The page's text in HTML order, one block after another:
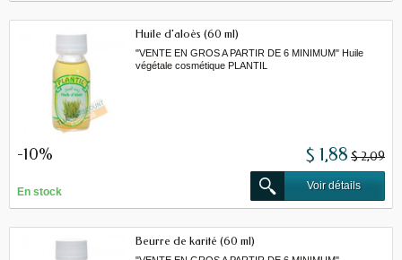
Huile d'aloès (60 ml)
"VENTE EN GROS A PARTIR DE 6 MINIMUM" Huile
végétale cosmétique PLANTIL
-10% $ 1,88 $ 2,09
En stock
Voir détails
Beurre de karité (60 ml)